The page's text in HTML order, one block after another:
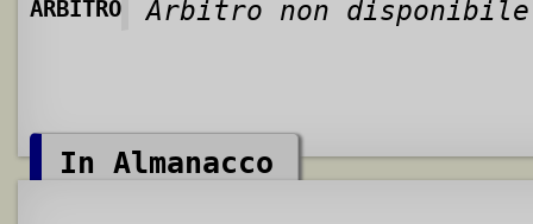
ARBITRO Arbitro non disponibile
In Almanacco